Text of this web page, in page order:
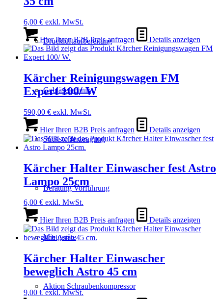
Druckluftaufbereitung
Gebläsetechnik
Stickstofferzeugung
Beratung Vorführung
Mietgeräte
Aktion Schraubenkompressor
6,00 € exkl. MwSt.
Hier Ihren B2B Preis anfragen Details anzeigen
Kärcher Reinigungswagen FM
Expert 100/ W
590,00 € exkl. MwSt.
Hier Ihren B2B Preis anfragen Details anzeigen
Kärcher Halter Einwascher fest Astro
Lampo 25cm
6,00 € exkl. MwSt.
Hier Ihren B2B Preis anfragen Details anzeigen
Kärcher Halter Einwascher
beweglich Astro 45 cm
9,00 €exkl. MwSt.